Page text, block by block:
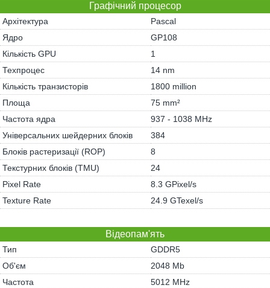
Графічний процесор
Архітектура
Pascal
Ядро
GP108
Кількість GPU
1
Техпроцес
14 nm
Кількість транзисторів
1800 million
Площа
75 mm²
Частота ядра
937 - 1038 MHz
Універсальних шейдерних блоків
384
Блоків растеризації (ROP)
8
Текстурних блоків (TMU)
24
Pixel Rate
8.3 GPixel/s
Texture Rate
24.9 GTexel/s
Відеопам'ять
Тип
GDDR5
Об'єм
2048 Mb
Частота
5012 MHz